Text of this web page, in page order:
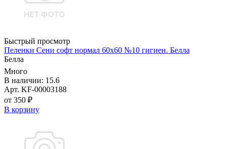
Быстрый просмотр
Пеленки Сени софт нормал 60х60 №10 гигиен. Белла
Белла
Много
В наличии: 15.6
Арт. KF-00003188
от 350 ₽
В корзину